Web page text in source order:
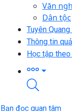
Văn
Dân tộc
Tuyên
Thông tin
Học tập theo
Bạn đọc quan tâm